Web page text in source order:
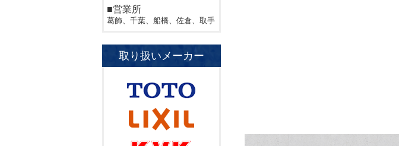
■営業所
葛飾、千葉、船橋、佐倉、取手
取り扱いメーカー